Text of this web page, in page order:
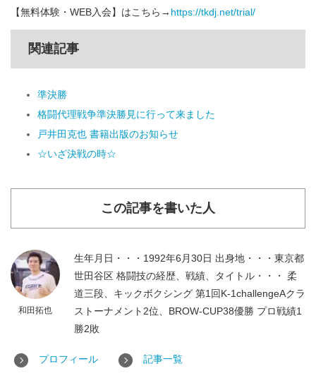
【無料体験・WEB入会】はこちら→ https://tkdj.net/trial/
関連記事
準決勝
格闘代理戦争準決勝見に行って来ました
戸井田克也 書籍出版のお知らせ
☆いざ決戦の時☆
この記事を書いた人
和田拓也
生年月日・・・1992年6月30日 出身地・・・東京都
世田谷区 格闘技の経歴、戦績、タイトル・・・ 柔
道三段、キックボクシング 第1回K-1challengeAクラ
ストーナメント2位、BROW-CUP38優勝 プロ戦績1
勝2敗
プロフィール 記事一覧